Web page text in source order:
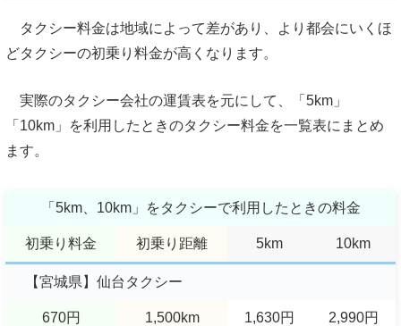
タクシー料金は地域によって差があり、より都会にいくほ
どタクシーの初乗り料金が高くなります。
実際のタクシー会社の運賃表を元にして、「5km」
「10km」を利用したときのタクシー料金を一覧表にまとめ
ます。
「5km、10km」をタクシーで利用したときの料金
初乗り料金 初乗り距離 5km 10km
【宮城県】仙台タクシー
670円 1,500km 1,630円 2,990円